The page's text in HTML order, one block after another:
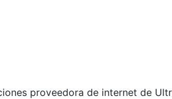
proveedora de internet de